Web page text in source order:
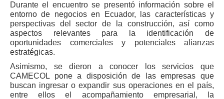
Durante el encuentro se presentó información sobre el
entorno de negocios en Ecuador, las características y
perspectivas del sector de la construcción, así como
aspectos relevantes para la identificación de
oportunidades comerciales y potenciales alianzas
estratégicas.
Asimismo, se dieron a conocer los servicios que
CAMECOL pone a disposición de las empresas que
buscan ingresar o expandir sus operaciones en el país,
entre ellos el acompañamiento empresarial, la